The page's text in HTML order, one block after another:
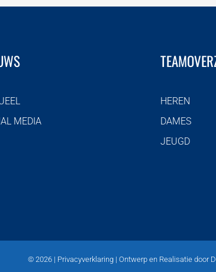
MEDIA
HEREN
DAMES
JEUGD
© 2026 | Privacyverklaring| Ontwerp en Realisatie door